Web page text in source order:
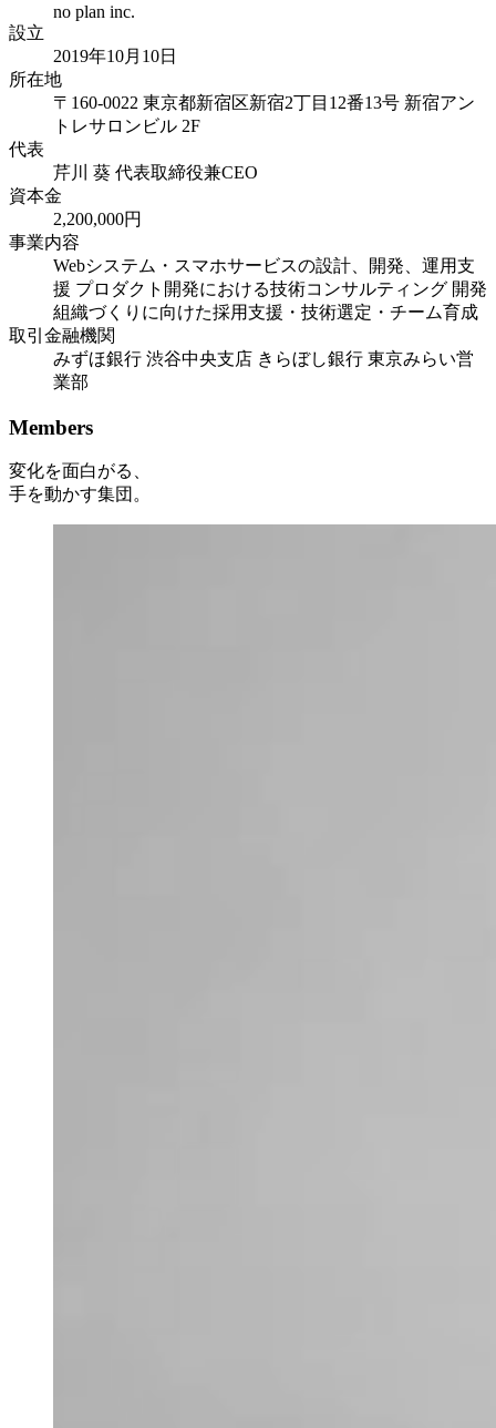
no plan inc.
設立
2019年10月10日
所在地
〒160-0022 東京都新宿区新宿2丁目12番13号 新宿アン
トレサロンビル 2F
代表
芹川 葵 代表取締役兼CEO
資本金
2,200,000円
事業内容
Webシステム・スマホサービスの設計、開発、運用支
援 プロダクト開発における技術コンサルティング 開発
組織づくりに向けた採用支援・技術選定・チーム育成
取引金融機関
みずほ銀行 渋谷中央支店 きらぼし銀行 東京みらい営
業部
Members
変化を面白がる、
手を動かす集団。